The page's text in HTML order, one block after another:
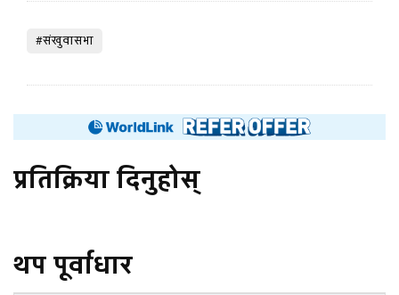
#संखुवासभा
प्रतिक्रिया दिनुहोस्
थप पूर्वाधार